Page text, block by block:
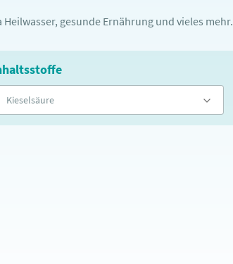
gesunde Ernährung und vieles mehr.
Kieselsäure